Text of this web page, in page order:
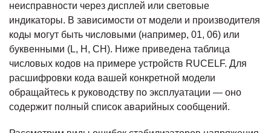
неисправности через дисплей или световые
индикаторы. В зависимости от модели и производителя
коды могут быть числовыми (например, 01, 06) или
буквенными (L, H, СН). Ниже приведена таблица
числовых кодов на примере устройств RUCELF. Для
расшифровки кода вашей конкретной модели
обращайтесь к руководству по эксплуатации — оно
содержит полный список аварийных сообщений.